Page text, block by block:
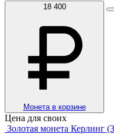
18 400
Монета в корзине
Цена для своих
Золотая монета Керлинг